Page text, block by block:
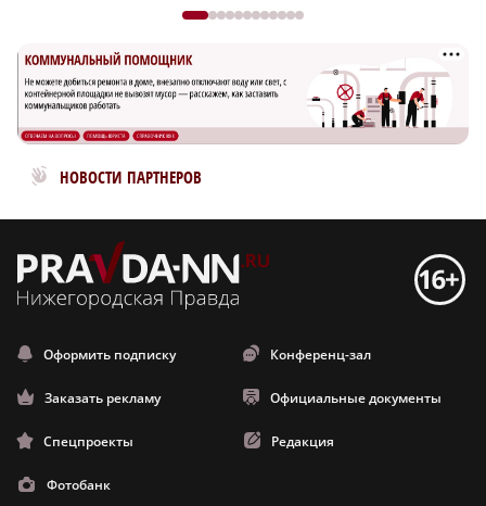
НОВОСТИ ПАРТНЕРОВ
Новости МирТесен
Оформить подписку Конференц-зал
Заказать рекламу Официальные документы
Спецпроекты Редакция
Фотобанк